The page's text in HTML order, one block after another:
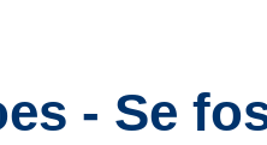
- Se